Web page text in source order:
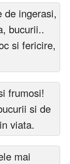
de ingerasi,
bucurii..
si fericire,
frumosi!
si de
viata.
mai